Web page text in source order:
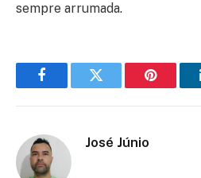
sempre arrumada.
FacebookTwitter Pinterest
José Júnio